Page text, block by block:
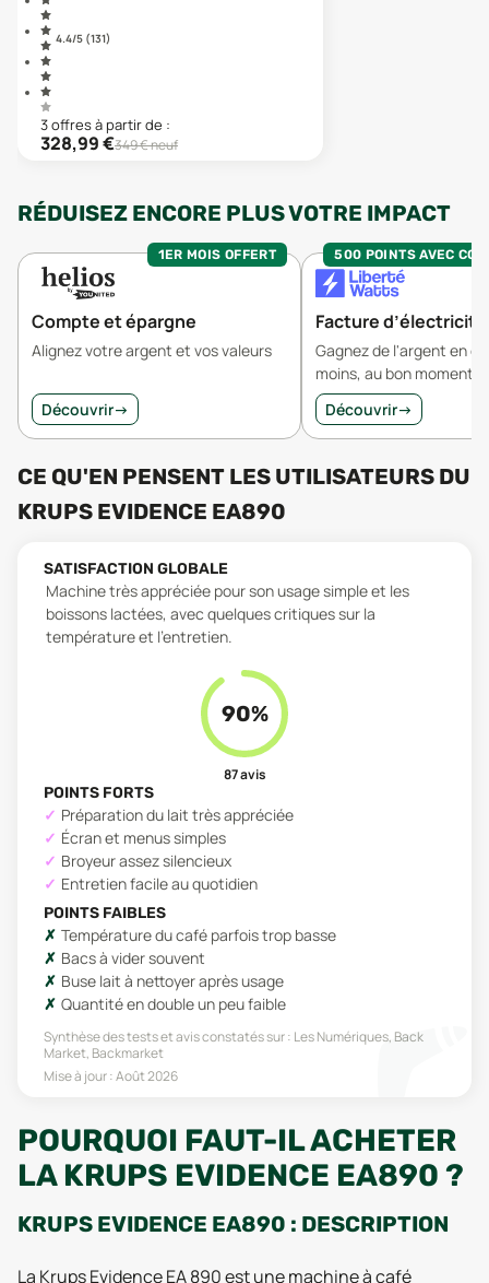
4.4/5 (131)
3offresà partir de :
328,99€349€ neuf
RÉDUISEZ ENCORE PLUS VOTRE IMPACT
1ER MOIS OFFERT
Compte et épargne
Alignez votre argent et vos valeurs
Découvrir→
500 POINTS AVEC
Facture d’électricité
Gagnez de l'argent en
moins, au bon moment.
Découvrir→
CE QU'EN PENSENT LES UTILISATEURS DU
KRUPS EVIDENCE EA890
SATISFACTION GLOBALE
Machine très appréciée pour son usage simple et les
boissons lactées, avec quelques critiques sur la
température et l’entretien.
90%
87avis
POINTS FORTS
Préparation du lait très appréciée
Écran et menus simples
Broyeur assez silencieux
Entretien facile au quotidien
POINTS FAIBLES
Température du café parfois trop basse
Bacs à vider souvent
Buse lait à nettoyer après usage
Quantité en double un peu faible
Synthèse des tests et avis constatés sur : Les Numériques, Back
Market, Backmarket
Mise à jour :Août 2026
POURQUOI FAUT-IL ACHETER
LA KRUPS EVIDENCE EA890 ?
KRUPS EVIDENCE EA890 : DESCRIPTION
La Krups Evidence EA 890 est une machine à café